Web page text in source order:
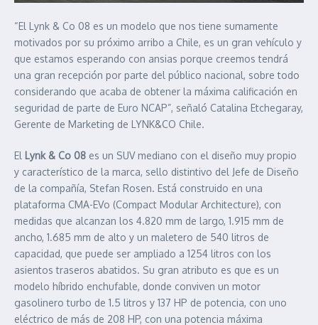
“El Lynk & Co 08 es un modelo que nos tiene sumamente
motivados por su próximo arribo a Chile, es un gran vehículo y
que estamos esperando con ansias porque creemos tendrá
una gran recepción por parte del público nacional, sobre todo
considerando que acaba de obtener la máxima calificación en
seguridad de parte de Euro NCAP”, señaló Catalina Etchegaray,
Gerente de Marketing de LYNK&CO Chile.
El Lynk & Co 08 es un SUV mediano con el diseño muy propio
y característico de la marca, sello distintivo del Jefe de Diseño
de la compañía, Stefan Rosen. Está construido en una
plataforma CMA-EVo (Compact Modular Architecture), con
medidas que alcanzan los 4.820 mm de largo, 1.915 mm de
ancho, 1.685 mm de alto y un maletero de 540 litros de
capacidad, que puede ser ampliado a 1254 litros con los
asientos traseros abatidos. Su gran atributo es que es un
modelo híbrido enchufable, donde conviven un motor
gasolinero turbo de 1.5 litros y 137 HP de potencia, con uno
eléctrico de más de 208 HP, con una potencia máxima